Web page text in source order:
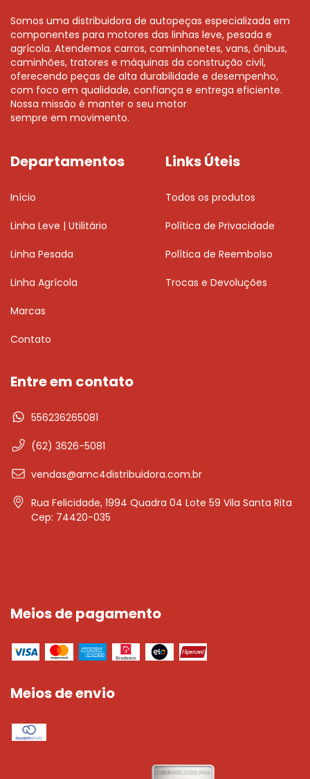
Somos uma distribuidora de autopeças especializada em
componentes para motores das linhas leve, pesada e
agrícola. Atendemos carros, caminhonetes, vans, ônibus,
caminhões, tratores e máquinas da construção civil,
oferecendo peças de alta durabilidade e desempenho,
com foco em qualidade, confiança e entrega eficiente.
Nossa missão é manter o seu motor
sempre em movimento.
Departamentos
Início
Linha Leve | Utilitário
Linha Pesada
Linha Agrícola
Marcas
Contato
Links Úteis
Todos os produtos
Política de Privacidade
Política de Reembolso
Trocas e Devoluções
Entre em contato
556236265081
(62) 3626-5081
vendas@amc4distribuidora.com.br
Rua Felicidade, 1994 Quadra 04 Lote 59 Vila Santa Rita
Cep: 74420-035
Meios de pagamento
Meios de envio